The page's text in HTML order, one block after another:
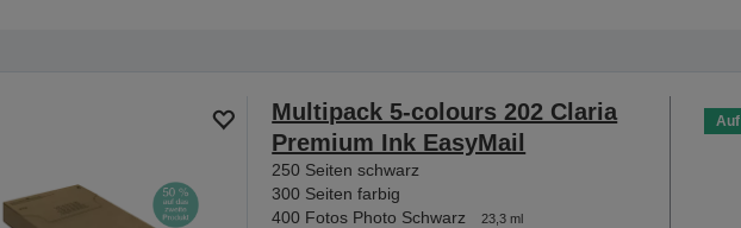
Multipack 5-colours 202 Claria
Premium Ink EasyMail
250 Seiten schwarz
300 Seiten farbig
400 Fotos Photo Schwarz
23,3 ml